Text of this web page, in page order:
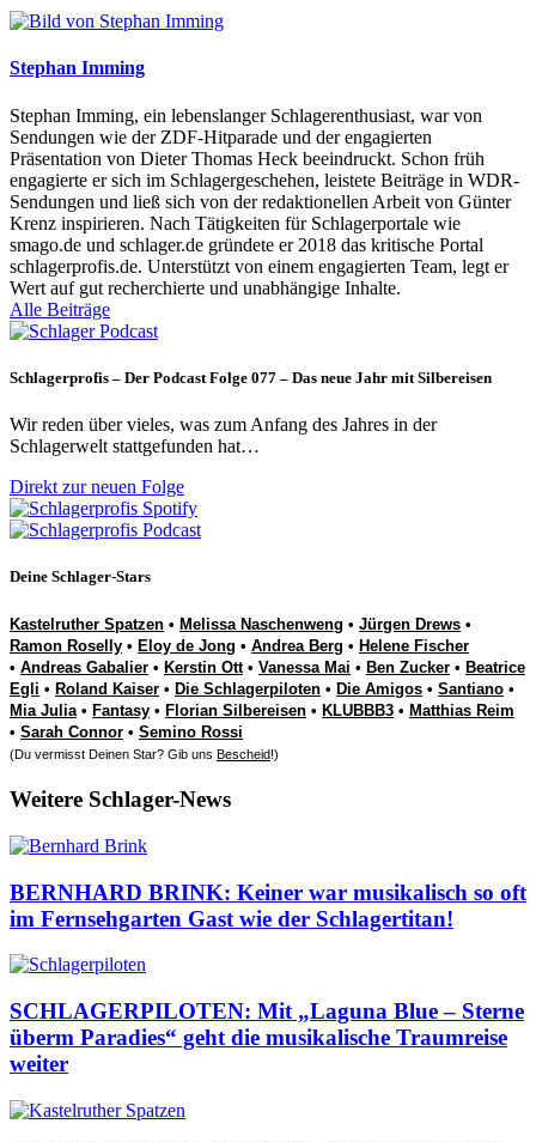
Stephan Imming
Stephan Imming, ein lebenslanger Schlagerenthusiast, war von
Sendungen wie der ZDF-Hitparade und der engagierten
Präsentation von Dieter Thomas Heck beeindruckt. Schon früh
engagierte er sich im Schlagergeschehen, leistete Beiträge in WDR-
Sendungen und ließ sich von der redaktionellen Arbeit von Günter
Krenz inspirieren. Nach Tätigkeiten für Schlagerportale wie
smago.de und schlager.de gründete er 2018 das kritische Portal
schlagerprofis.de. Unterstützt von einem engagierten Team, legt er
Wert auf gut recherchierte und unabhängige Inhalte.
Alle Beiträge
Schlagerprofis – Der Podcast Folge 077 – Das neue Jahr mit Silbereisen
Wir reden über vieles, was zum Anfang des Jahres in der
Schlagerwelt stattgefunden hat…
Direkt zur neuen Folge
Deine Schlager-Stars
Kastelruther Spatzen • Melissa Naschenweng • Jürgen Drews •
Ramon Roselly • Eloy de Jong • Andrea Berg • Helene Fischer
• Andreas Gabalier • Kerstin Ott• Vanessa Mai • Ben Zucker • Beatrice
Egli • Roland Kaiser • Die Schlagerpiloten • Die Amigos • Santiano •
Mia Julia• Fantasy • Florian Silbereisen • KLUBBB3 • Matthias Reim
• Sarah Connor • Semino Rossi
(Du vermisst Deinen Star? Gib uns Bescheid!)
Weitere Schlager-News
BERNHARD BRINK: Keiner war musikalisch so oft
im Fernsehgarten Gast wie der Schlagertitan!
SCHLAGERPILOTEN: Mit „Laguna Blue – Sterne
überm Paradies“ geht die musikalische Traumreise
weiter